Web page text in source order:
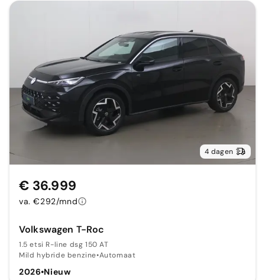
4 dagen
Volkswagen T-Roc
1.5 etsi R-line dsg 150 AT
Mild hybride benzine•Automaat
2026•Nieuw
€ 36.999
va. €292/mnd